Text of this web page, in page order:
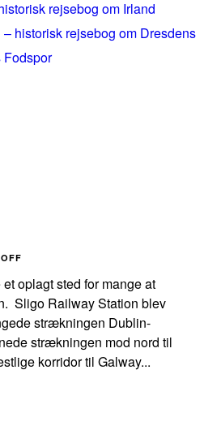
rejsebog om Irland
– historisk rejsebog om Dresdens
Fodspor
oplagt sted for mange at
Sligo Railway Station blev
strækningen Dublin-
strækningen mod nord til
korridor til Galway...